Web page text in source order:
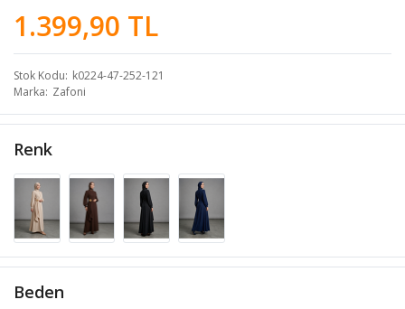
1.399,90 TL
Stok Kodu k0224-47-252-121
Marka Zafoni
Renk
Beden